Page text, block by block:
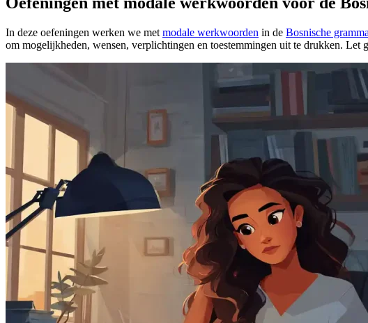
In deze oefeningen werken we met modale werkwoorden in de Bosnische
om mogelijkheden, wensen, verplichtingen en toestemmingen uit te drukken. Let